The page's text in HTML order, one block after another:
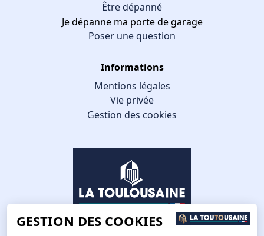
Être dépanné
Je dépanne ma porte de garage
Poser une question
Informations
Mentions légales
Vie privée
Gestion des cookies
GESTION DES COOKIES